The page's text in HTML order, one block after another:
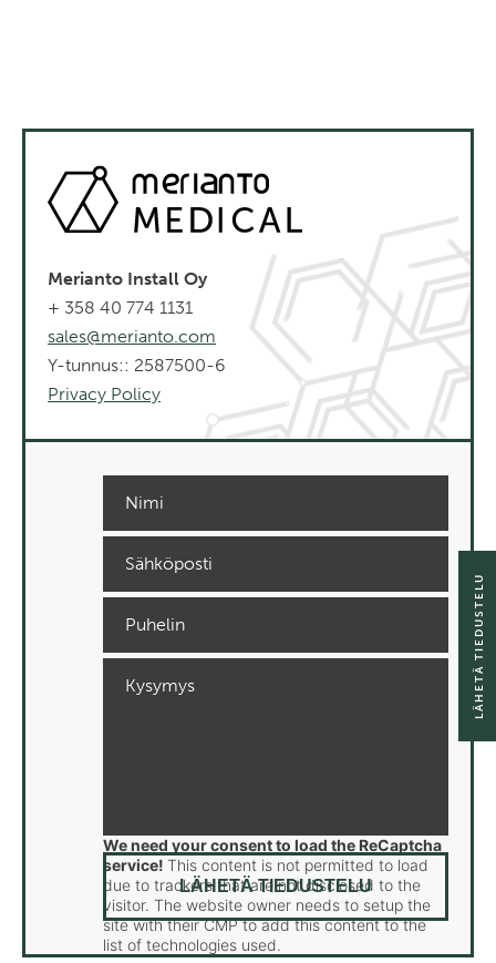
Merianto Install Oy
+ 358 40 774 1131
sales@merianto.com
Y-tunnus:: 2587500-6
Privacy Policy
We need your consent to load the ReCaptcha
service! This content is not permitted to load
due to trackers that are not disclosed to the
visitor. The website owner needs to setup the
site with their CMP to add this content to the
list of technologies used.
LÄHETÄ TIEDUSTELU